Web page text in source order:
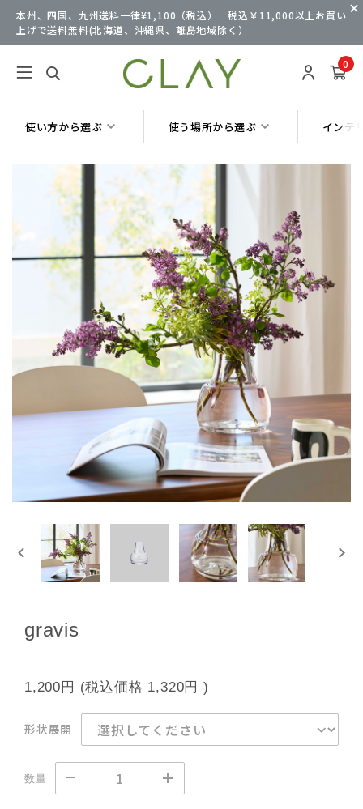
本州、四国、九州送料一律¥1,100（税込） 税込￥11,000以上お買い
上げで送料無料(北海道、沖縄県、離島地域除く）
0
使い方から選ぶ 使う場所から選ぶ インテ
gravis
1,200円 (税込価格 1,320円 )
形状展開
数量